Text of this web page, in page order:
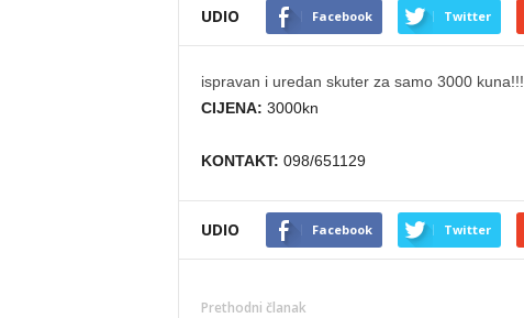
UDIO Facebook Twitter
ispravan i uredan skuter za samo 3000 kuna!!!
CIJENA: 3000kn
KONTAKT: 098/651129
UDIO Facebook Twitter
Prethodni članak